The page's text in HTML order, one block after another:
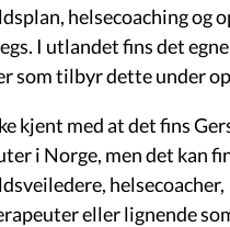
helsecoaching og
I utlandet fins det
som tilbyr dette under
kjent med at det fins
i Norge, men det kan
helsecoacher,
eller lignende